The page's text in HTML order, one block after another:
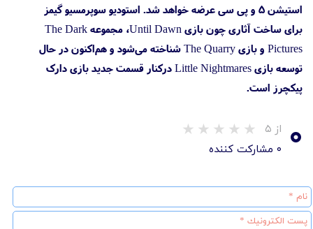
استیشن 5 و پی سی عرضه خواهد شد. استودیو سوپرمسیو گیمز
برای ساخت آثاری چون بازی Until Dawn، مجموعه The Dark
Pictures و بازی The Quarry شناخته می‌شود و هم‌اکنون در حال
توسعه بازی Little Nightmares درکنار قسمت جدید بازی دارک
پیکچرز است.
۰ از ۵
۰ مشارکت کننده